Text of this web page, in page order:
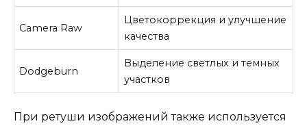
Camera Raw
Цветокоррекция и улучшение
качества
Dodgeburn
Выделение светлых и темных
участков
При ретуши изображений также используется